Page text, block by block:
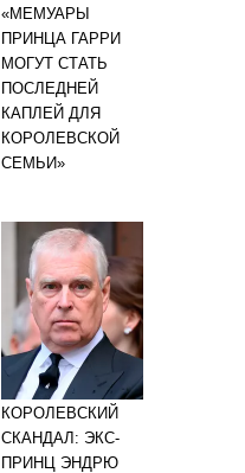
«МЕМУАРЫ
ПРИНЦА ГАРРИ
МОГУТ СТАТЬ
ПОСЛЕДНЕЙ
КАПЛЕЙ ДЛЯ
КОРОЛЕВСКОЙ
СЕМЬИ»
КОРОЛЕВСКИЙ
СКАНДАЛ: ЭКС-
ПРИНЦ ЭНДРЮ